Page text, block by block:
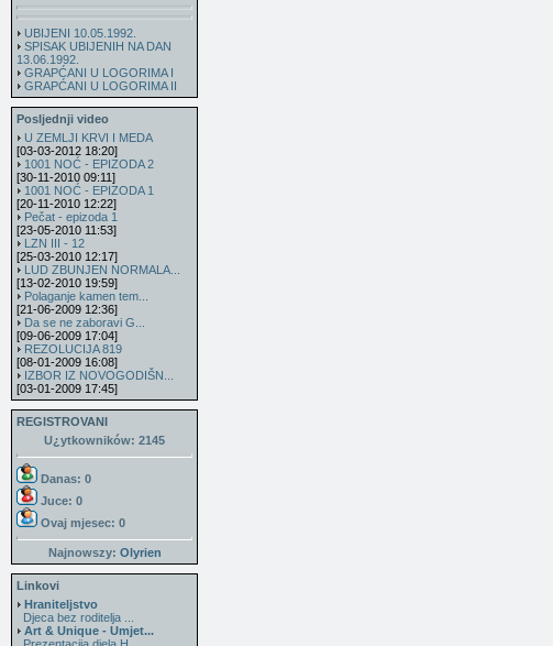
UBIJENI 10.05.1992.
SPISAK UBIJENIH NA DAN
13.06.1992.
GRAPĆANI U LOGORIMA I
GRAPĆANI U LOGORIMA II
Posljednji video
U ZEMLJI KRVI I MEDA
[03-03-2012 18:20]
1001 NOĆ - EPIZODA 2
[30-11-2010 09:11]
1001 NOĆ - EPIZODA 1
[20-11-2010 12:22]
Pečat - epizoda 1
[23-05-2010 11:53]
LZN III - 12
[25-03-2010 12:17]
LUD ZBUNJEN NORMALA...
[13-02-2010 19:59]
Polaganje kamen tem...
[21-06-2009 12:36]
Da se ne zaboravi G...
[09-06-2009 17:04]
REZOLUCIJA 819
[08-01-2009 16:08]
IZBOR IZ NOVOGODIŠN...
[03-01-2009 17:45]
REGISTROVANI
U¿ytkowników: 2145
Danas: 0
Juce: 0
Ovaj mjesec: 0
Najnowszy: Olyrien
Linkovi
Hraniteljstvo
Djeca bez roditelja ...
Art & Unique - Umjet...